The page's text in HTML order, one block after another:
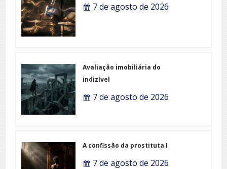
7 de agosto de 2026
Avaliação imobiliária do
indizível
7 de agosto de 2026
A confissão da prostituta I
7 de agosto de 2026